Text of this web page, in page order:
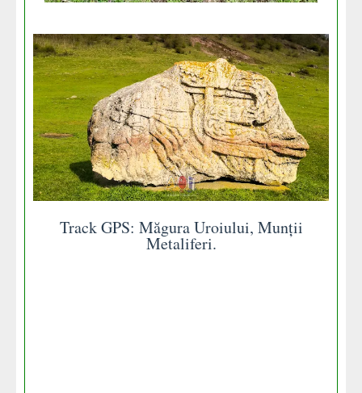
Track GPS: Măgura Uroiului, Munții
Metaliferi.